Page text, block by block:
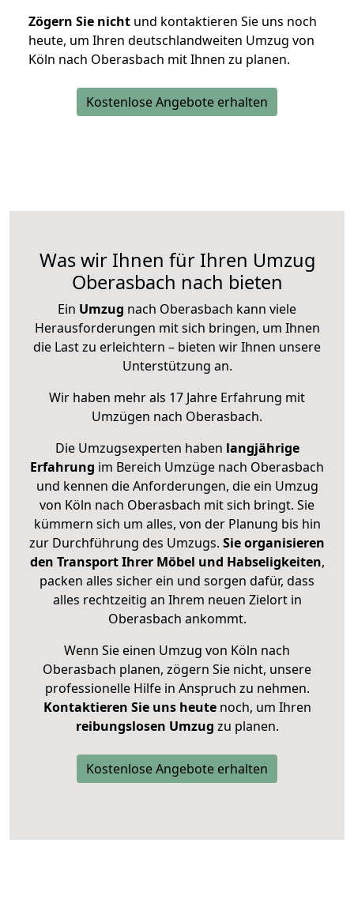
Zögern Sie nicht und kontaktieren Sie uns noch
heute, um Ihren deutschlandweiten Umzug von
Köln nach Oberasbach mit Ihnen zu planen.
Kostenlose Angebote erhalten
Was wir Ihnen für Ihren Umzug
Oberasbach nach bieten
Ein Umzug nach Oberasbach kann viele
Herausforderungen mit sich bringen, um Ihnen
die Last zu erleichtern – bieten wir Ihnen unsere
Unterstützung an.
Wir haben mehr als 17 Jahre Erfahrung mit
Umzügen nach Oberasbach.
Die Umzugsexperten haben langjährige
Erfahrung im Bereich Umzüge nach Oberasbach
und kennen die Anforderungen, die ein Umzug
von Köln nach Oberasbach mit sich bringt. Sie
kümmern sich um alles, von der Planung bis hin
zur Durchführung des Umzugs. Sie organisieren
den Transport Ihrer Möbel und Habseligkeiten,
packen alles sicher ein und sorgen dafür, dass
alles rechtzeitig an Ihrem neuen Zielort in
Oberasbach ankommt.
Wenn Sie einen Umzug von Köln nach
Oberasbach planen, zögern Sie nicht, unsere
professionelle Hilfe in Anspruch zu nehmen.
Kontaktieren Sie uns heutenoch, um Ihren
reibungslosen Umzug zu planen.
Kostenlose Angebote erhalten